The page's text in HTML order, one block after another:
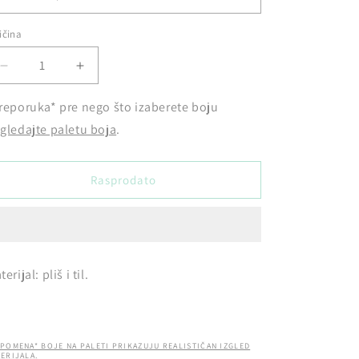
Smanji
količinu
proizvoda
Baka
mraz
Povećaj
količinu
proizvoda
Baka
mraz
pre nego što izaberete boju
paletu boja.
Rasprodato
pliš i til.
BOJE NA PALETI PRIKAZUJU REALISTIČAN IZGLED